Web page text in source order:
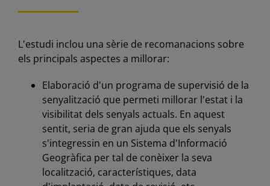
L'estudi inclou una sèrie de recomanacions sobre
els principals aspectes a millorar:
Elaboració d'un programa de supervisió de la
senyalització que permeti millorar l'estat i la
visibilitat dels senyals actuals. En aquest
sentit, seria de gran ajuda que els senyals
s'integressin en un Sistema d'Informació
Geogràfica per tal de conèixer la seva
localització, característiques, data